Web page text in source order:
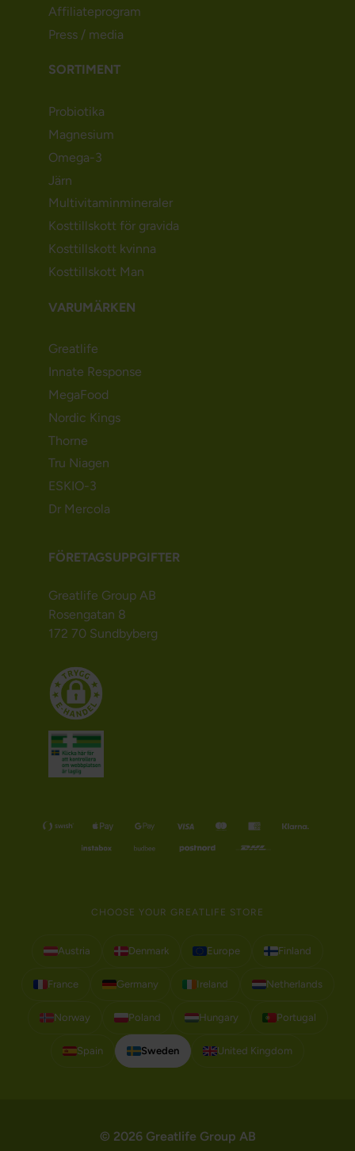
Affiliateprogram
Press / media
SORTIMENT
Probiotika
Magnesium
Omega-3
Järn
Multivitaminmineraler
Kosttillskott för gravida
Kosttillskott kvinna
Kosttillskott Man
VARUMÄRKEN
Greatlife
Innate Response
MegaFood
Nordic Kings
Thorne
Tru Niagen
ESKIO-3
Dr Mercola
FÖRETAGSUPPGIFTER
Greatlife Group AB
Rosengatan 8
172 70 Sundbyberg
CHOOSE YOUR GREATLIFE STORE
Austria Denmark Europe Finland
France Germany Ireland Netherlands
Norway Poland Hungary Portugal
Spain Sweden United Kingdom
© 2026 Greatlife Group AB